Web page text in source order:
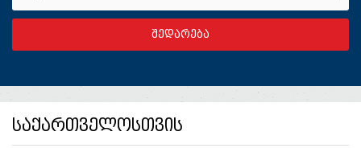
საქართველოსთვის